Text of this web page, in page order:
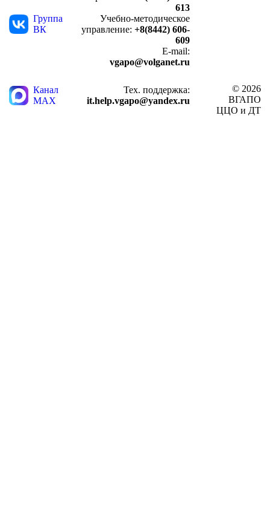
Группа
ВК
613
Учебно-методическое
управление: +8(8442) 606-
609
E-mail:
vgapo@volganet.ru
Канал
MAX
Тех. поддержка:
it.help.vgapo@yandex.ru
© 2026
ВГАПО
ЦЦО и ДТ